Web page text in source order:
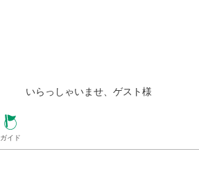
いらっしゃいませ、ゲスト様
ガイド